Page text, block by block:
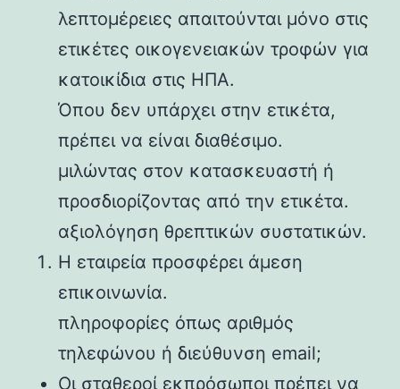
λεπτομέρειες απαιτούνται μόνο στις
ετικέτες οικογενειακών τροφών για
κατοικίδια στις ΗΠΑ.
Όπου δεν υπάρχει στην ετικέτα,
πρέπει να είναι διαθέσιμο.
μιλώντας στον κατασκευαστή ή
προσδιορίζοντας από την ετικέτα.
αξιολόγηση θρεπτικών συστατικών.
Η εταιρεία προσφέρει άμεση
επικοινωνία.
πληροφορίες όπως αριθμός
τηλεφώνου ή διεύθυνση email;
Οι σταθεροί εκπρόσωποι πρέπει να